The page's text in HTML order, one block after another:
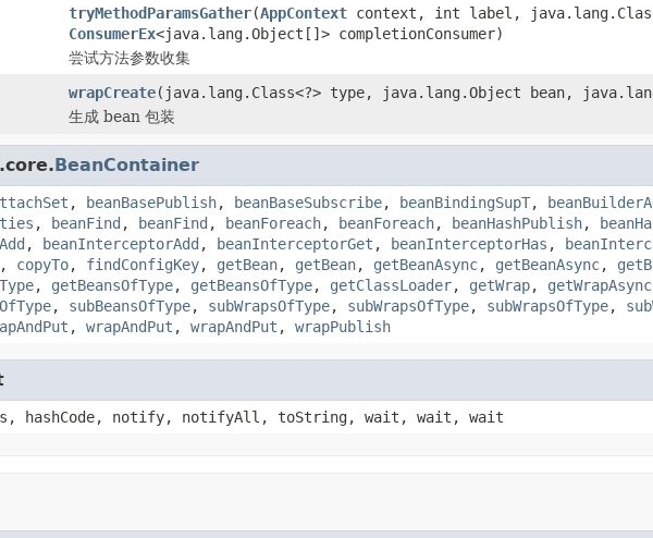
tryMethodParamsGather(AppContext context, int label,
ConsumerEx<java.lang.Object[]> completionConsumer)
尝试方法参数收集
wrapCreate(java.lang.Class<?> type, java.lang.Object bean,
生成 bean 包装
BeanContainer
, beanBasePublish, beanBaseSubscribe, beanBindingSupT,
, beanFind , beanFind , beanForeach, beanForeach, beanHashPublish,
, beanInterceptorAdd , beanInterceptorGet , beanInterceptorHas ,
, copyTo, findConfigKey, getBean, getBean, getBeanAsync, getBeanAsync,
, getBeansOfType, getBeansOfType, getClassLoader, getWrap, getWrapAsync
, subBeansOfType, subWrapsOfType, subWrapsOfType, subWrapsOfType,
, wrapAndPut , wrapAndPut , wrapPublish
hashCode, notify, notifyAll, toString, wait, wait, wait